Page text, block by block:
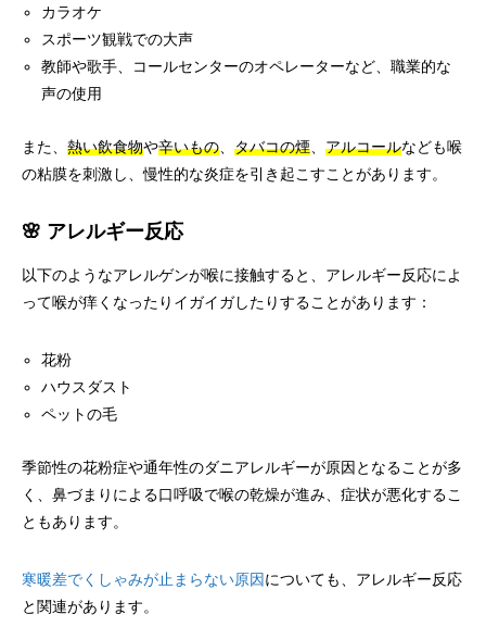
カラオケ
スポーツ観戦での大声
教師や歌手、コールセンターのオペレーターなど、職業的な
声の使用
また、 熱い飲食物や辛いもの タバコの煙 アルコールなども喉
の粘膜を刺激し、慢性的な炎症を引き起こすことがあります。
🌸 アレルギー反応
以下のようなアレルゲンが喉に接触すると、アレルギー反応によ
って喉が痒くなったりイガイガしたりすることがあります：
花粉
ハウスダスト
ペットの毛
季節性の花粉症や通年性のダニアレルギーが原因となることが多
く、鼻づまりによる口呼吸で喉の乾燥が進み、症状が悪化するこ
ともあります。
寒暖差でくしゃみが止まらない原因についても、アレルギー反応
と関連があります。